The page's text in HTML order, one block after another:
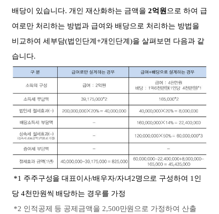
배당이 있습니다. 개인 재산화하는 금액을 2억원 으로 하여 급
여로만 처리하는 방법과 급여와 배당으로 처리하는 방법을
비교하여 세부담(법인단계 +개인단계 )을 살펴보면 다음과 같
습니다.
*1 주주구성을 대표이사/배우자/자녀 2명으로 구성하여 1 인
당4천만원씩 배당하는 경우를 가정
*2 인적공제 등 공제금액을 2,500만원으로 가정하여 산출